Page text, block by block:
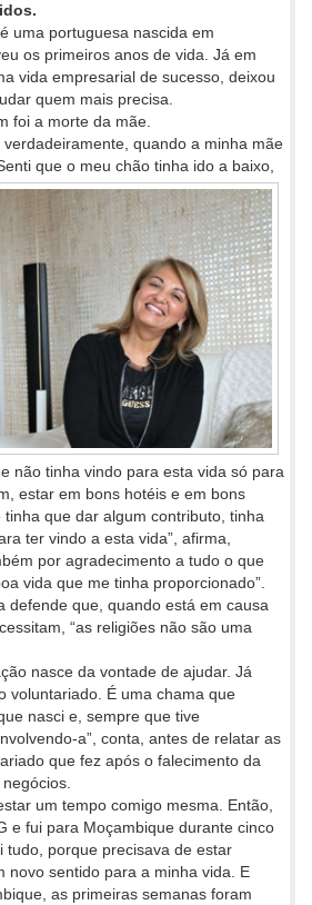
uma portuguesa nascida em
os primeiros anos de vida. Já em
vida empresarial de sucesso, deixou
quem mais precisa.
foi a morte da mãe.
verdadeiramente, quando a minha mãe
que o meu chão tinha ido a baixo,
não tinha vindo para esta vida só para
estar em bons hotéis e em bons
que dar algum contributo, tinha
ter vindo a esta vida”, afirma,
por agradecimento a tudo o que
vida que me tinha proporcionado”.
defende que, quando está em causa
“as religiões não são uma
nasce da vontade de ajudar. Já
voluntariado. É uma chama que
nasci e, sempre que tive
a”, conta, antes de relatar as
que fez após o falecimento da
um tempo comigo mesma. Então,
e fui para Moçambique durante cinco
tudo, porque precisava de estar
novo sentido para a minha vida. E
as primeiras semanas foram